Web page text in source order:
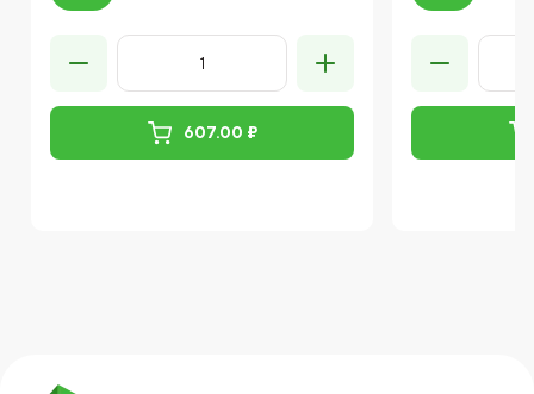
607.00 ₽